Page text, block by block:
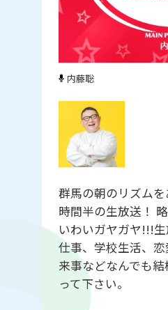
内藤聡
群馬の朝のリズム
時間半の生放送！
いわいガヤガヤ!!!
仕事、学校生活、
来事などなんでも
って下さい。